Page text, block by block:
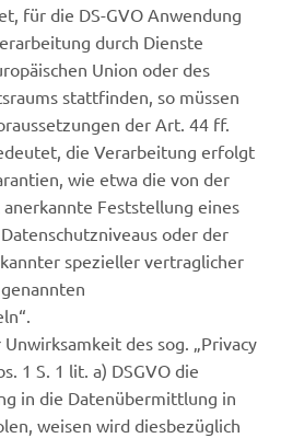
für die DS-GVO Anwendung
durch Dienste
Union oder des
stattfinden, so müssen
der Art. 44 ff.
die Verarbeitung erfolgt
wie etwa die von der
Feststellung eines
oder der
spezieller vertraglicher
des sog. „Privacy
1 S. 1 lit. a) DSGVO die
in die Datenübermittlung in
weisen wird diesbezüglich